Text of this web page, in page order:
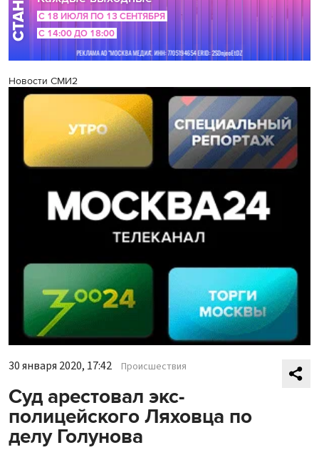
Новости СМИ2
30 января 2020, 17:42 Происшествия
Суд арестовал экс-
полицейского Ляховца по
делу Голунова